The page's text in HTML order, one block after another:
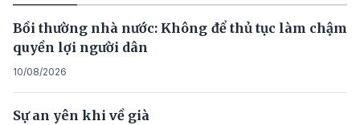
Bồi thường nhà nước: Không để thủ tục làm chậm
quyền lợi người dân
10/08/2026
Sự an yên khi về già